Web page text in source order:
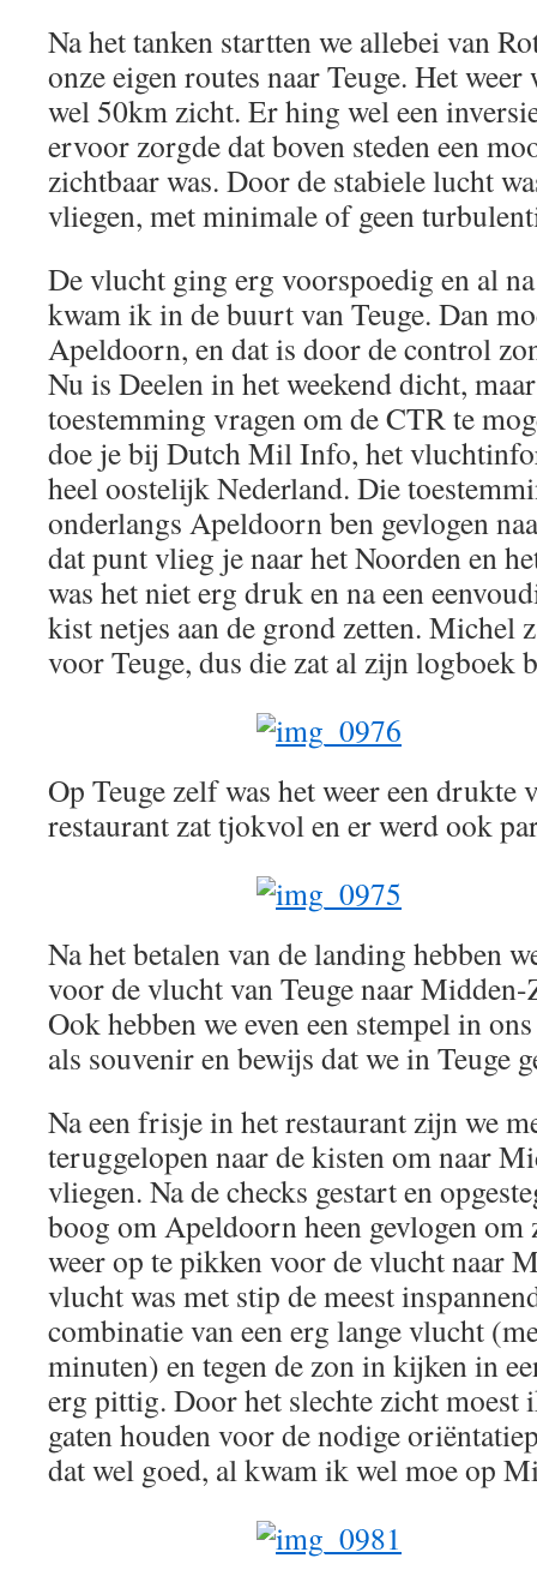
Na het tanken startten we allebei van
onze eigen routes naar Teuge. Het
wel 50km zicht. Er hing wel een
ervoor zorgde dat boven steden een
zichtbaar was. Door de stabiele lucht
vliegen, met minimale of geen
De vlucht ging erg voorspoedig en al
kwam ik in de buurt van Teuge. Dan
Apeldoorn, en dat is door de control
Nu is Deelen in het weekend dicht,
toestemming vragen om de CTR te
doe je bij Dutch Mil Info, het
heel oostelijk Nederland. Die
onderlangs Apeldoorn ben gevlogen
dat punt vlieg je naar het Noorden en
was het niet erg druk en na een
kist netjes aan de grond zetten. Michel
voor Teuge, dus die zat al zijn logboek
Op Teuge zelf was het weer een drukte
restaurant zat tjokvol en er werd ook
Na het betalen van de landing hebben
voor de vlucht van Teuge naar
Ook hebben we even een stempel in
als souvenir en bewijs dat we in Teuge
Na een frisje in het restaurant zijn we
teruggelopen naar de kisten om naar
vliegen. Na de checks gestart en
boog om Apeldoorn heen gevlogen om
weer op te pikken voor de vlucht naar
vlucht was met stip de meest
combinatie van een erg lange vlucht
minuten) en tegen de zon in kijken in
erg pittig. Door het slechte zicht moest
gaten houden voor de nodige
dat wel goed, al kwam ik wel moe op